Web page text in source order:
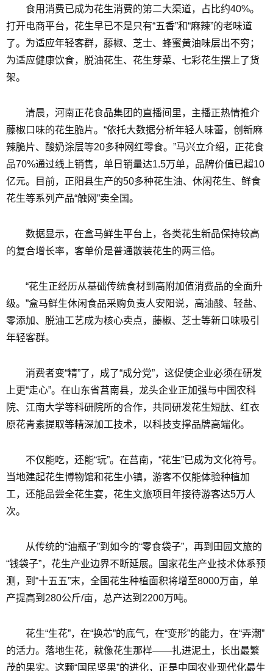
食用消费已成为花生消费的第二大渠道，占比约40%。
打开电商平台，花生早已不是只有“五香”和“麻辣”的老味道
了。为适应年轻客群，藤椒、芝士、蜂蜜黄油味层出不穷；
为适应健康饮食，脱油花生、花生芽菜、七彩花生摆上了货
架。
清晨，河南正花食品集团的直播间里，主播正热情推介
藤椒口味的花生脆片。“依托大数据分析年轻人味蕾，创新麻
辣脆片、酸奶涂层等20多种网红零食。”马兴立介绍，正花食
品70%通过线上销售，单日销量达1.5万单，品牌价值已超10
亿元。目前，正阳县生产的50多种花生油、休闲花生、鲜食
花生等系列产品“触网”卖全国。
数据显示，在盒马鲜生平台上，各类花生新品保持较高
的复合增长率，客单价是普通散装花生的两三倍。
“花生正经历从基础传统食材到高附加值消费品的全面升
级。”盒马鲜生休闲食品采购负责人安阳说，高油酸、轻盐、
零添加、脱油工艺成为核心卖点，藤椒、芝士等新口味吸引
年轻客群。
消费者变“精”了，成了“成分党”，这促使企业必须在研发
上更“走心”。在山东省莒南县，龙头企业正加强与中国农科
院、江南大学等科研院所的合作，共同研发花生短肽、红衣
原花青素提取等精深加工技术，以科技支撑品牌高端化。
不仅能吃，还能“玩”。在莒南，“花生”已成为文化符号。
当地建起花生博物馆和花生小镇，游客不仅能体验种植加
工，还能品尝全花生宴，花生文旅项目年接待游客达5万人
次。
从传统的“油瓶子”到如今的“零食袋子”，再到田园文旅的
“钱袋子”，花生产业边界不断延展。国家花生产业技术体系预
测，到“十五五”末，全国花生种植面积将增至8000万亩，单
产提高到280公斤/亩，总产达到2200万吨。
花生“生花”，在“换芯”的底气，在“变形”的能力，在“弄潮”
的活力。落地生花，就像花生那样——扎进泥土，长出最繁
茂的果实。这颗“国民坚果”的进化，正是中国农业现代化最生